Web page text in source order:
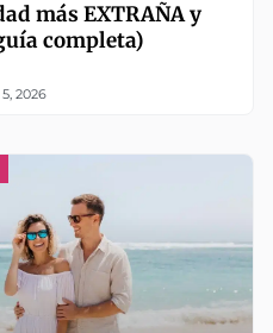
más EXTRAÑA y
completa)
2026